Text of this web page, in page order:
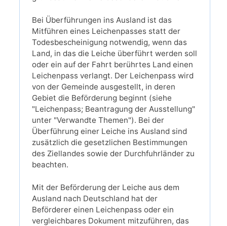
Bei Überführungen ins Ausland ist das
Mitführen eines Leichenpasses statt der
Todesbescheinigung notwendig, wenn das
Land, in das die Leiche überführt werden soll
oder ein auf der Fahrt berührtes Land einen
Leichenpass verlangt. Der Leichenpass wird
von der Gemeinde ausgestellt, in deren
Gebiet die Beförderung beginnt (siehe
"Leichenpass; Beantragung der Ausstellung"
unter "Verwandte Themen"). Bei der
Überführung einer Leiche ins Ausland sind
zusätzlich die gesetzlichen Bestimmungen
des Ziellandes sowie der Durchfuhrländer zu
beachten.
Mit der Beförderung der Leiche aus dem
Ausland nach Deutschland hat der
Beförderer einen Leichenpass oder ein
vergleichbares Dokument mitzuführen, das